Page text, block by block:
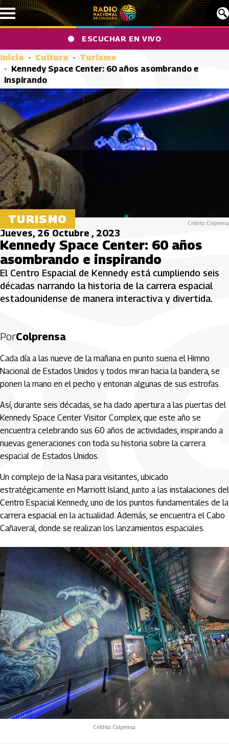
Pasar al contenido principal
ESCUCHAR EN VIVO
Inicio Cultura
Turismo
Kennedy Space Center: 60 años asombrando e
inspirando
TURISMO Crédito: Colprensa
Jueves, 26 Octubre , 2023
Kennedy Space Center: 60 años
asombrando e inspirando
El Centro Espacial de Kennedy está cumpliendo seis
décadas narrando la historia de la carrera espacial
estadounidense de manera interactiva y divertida.
PorColprensa
Cada día a las nueve de la mañana en punto suena el Himno
Nacional de Estados Unidos y todos miran hacia la bandera, se
ponen la mano en el pecho y entonan algunas de sus estrofas.
Así, durante seis décadas, se ha dado apertura a las puertas del
Kennedy Space Center Visitor Complex, que este año se
encuentra celebrando sus 60 años de actividades, inspirando a
nuevas generaciones con toda su historia sobre la carrera
espacial de Estados Unidos.
Un complejo de la Nasa para visitantes, ubicado
estratégicamente en Marriott Island, junto a las instalaciones del
Centro Espacial Kennedy, uno de los puntos fundamentales de la
carrera espacial en la actualidad. Además, se encuentra el Cabo
Cañaveral, donde se realizan los lanzamientos espaciales.
Crédito: Colprensa